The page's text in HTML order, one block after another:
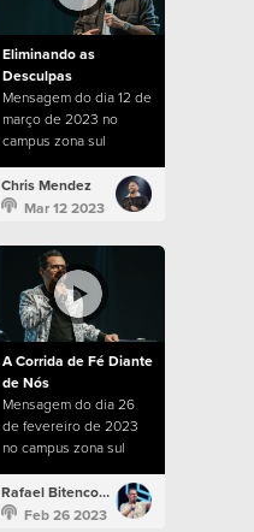
Eliminando as
Desculpas
Mensagem do dia 12 de
março de 2023 no
campus zona sul
Chris Mendez
Mar 12 2023
A Corrida de Fé Diante
de Nós
Mensagem do dia 26
de fevereiro de 2023
no campus zona sul
Rafael Bitencourt
Feb 26 2023